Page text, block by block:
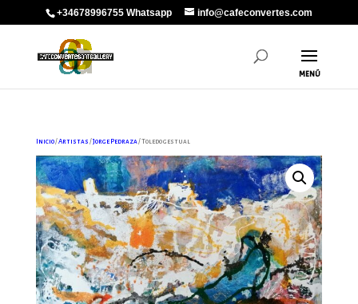
+34678996755 Whatsapp info@cafeconvertes.com
Inicio/Artistas /Jorge Pedraza/ Toledo gestual